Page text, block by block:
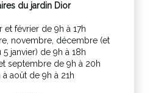
du jardin Dior
et février de 9h à 17h
novembre, décembre (et
5 janvier) de 9h à 18h
septembre de 9h à 20h
à août de 9h à 21h